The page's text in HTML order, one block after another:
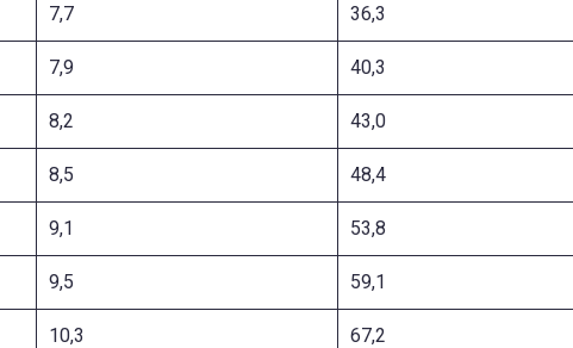
7,7 36,3
7,9 40,3
8,2 43,0
8,5 48,4
9,1 53,8
9,5 59,1
10,3 67,2